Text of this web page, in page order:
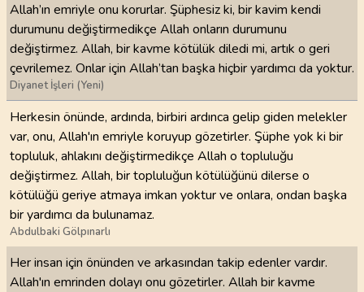
Allah’ın emriyle onu korurlar. Şüphesiz ki, bir kavim kendi
durumunu değiştirmedikçe Allah onların durumunu
değiştirmez. Allah, bir kavme kötülük diledi mi, artık o geri
çevrilemez. Onlar için Allah’tan başka hiçbir yardımcı da yoktur.
Diyanet İşleri (Yeni)
Herkesin önünde, ardında, birbiri ardınca gelip giden melekler
var, onu, Allah'ın emriyle koruyup gözetirler. Şüphe yok ki bir
topluluk, ahlakını değiştirmedikçe Allah o topluluğu
değiştirmez. Allah, bir topluluğun kötülüğünü dilerse o
kötülüğü geriye atmaya imkan yoktur ve onlara, ondan başka
bir yardımcı da bulunamaz.
Abdulbaki Gölpınarlı
Her insan için önünden ve arkasından takip edenler vardır.
Allah'ın emrinden dolayı onu gözetirler. Allah bir kavme